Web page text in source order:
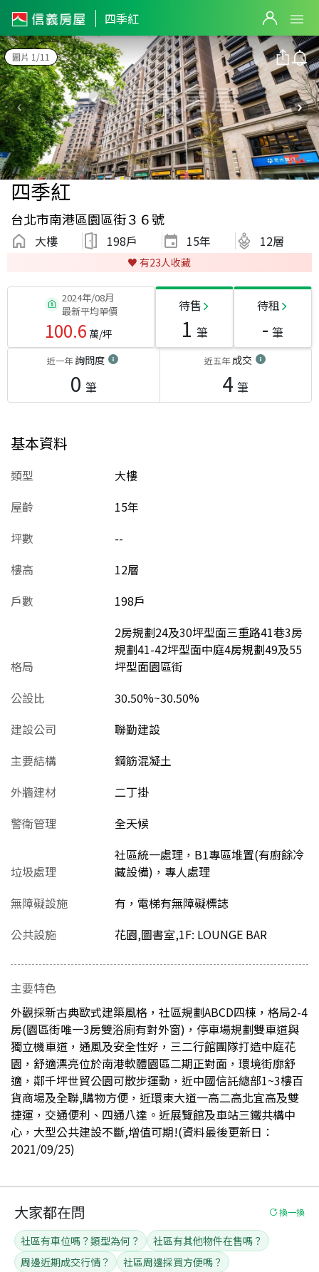
四季紅
圖片 1/11
四季紅
台北市南港區園區街３６號
大樓 198戶 15年 12層
♥️ 有23人收藏
2024年/08月
最新平均單價
100.6 萬/坪
待售
1 筆
待租
- 筆
近一年詢問度
0 筆
近五年成交
4 筆
基本資料
類型
大樓
屋齡
15年
坪數
--
樓高
12層
戶數
198戶
格局
2房規劃24及30坪型面三重路41巷3房
規劃41-42坪型面中庭4房規劃49及55
坪型面園區街
公設比
30.50%~30.50%
建設公司
聯勤建設
主要結構
鋼筋混凝土
外牆建材
二丁掛
警衛管理
全天候
垃圾處理
社區統一處理，B1專區堆置(有廚餘冷
藏設備)，專人處理
無障礙設施
有，電梯有無障礙標誌
公共設施
花園,圖書室,1F: LOUNGE BAR
主要特色
外觀採新古典歐式建築風格，社區規劃ABCD四棟，格局2-4
房(園區街唯一3房雙浴廁有對外窗)，停車場規劃雙車道與
獨立機車道，通風及安全性好，三二行館團隊打造中庭花
園，舒適漂亮位於南港軟體園區二期正對面，環境街廓舒
適，鄰千坪世貿公園可散步運動，近中國信託總部1~3樓百
貨商場及全聯,購物方便，近環東大道一高二高北宜高及雙
捷運，交通便利、四通八達。近展覽館及車站三鐵共構中
心，大型公共建設不斷,增值可期!(資料最後更新日：
2021/09/25)
大家都在問 換一換
社區有車位嗎？類型為何？
社區有其他物件在售嗎？
周邊近期成交行情？
社區周邊採買方便嗎？